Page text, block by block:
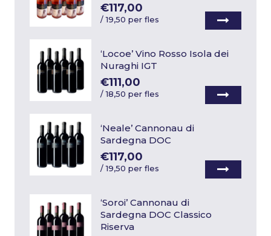
€117,00
/19,50 per fles
‘Locoe’ Vino Rosso Isola dei
Nuraghi IGT
€111,00
/18,50 per fles
‘Neale’ Cannonau di
Sardegna DOC
€117,00
/19,50 per fles
‘Soroi’ Cannonau di
Sardegna DOC Classico
Riserva